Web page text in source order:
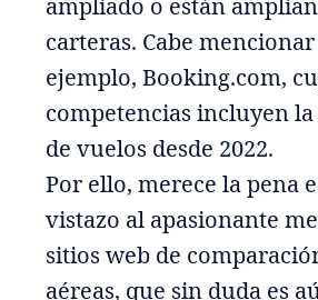
carteras. Cabe
ejemplo, Booking.com,
competencias incluyen
de vuelos desde 2022.
Por ello, merece la pena
vistazo al apasionante
sitios web de
aéreas, que sin duda es